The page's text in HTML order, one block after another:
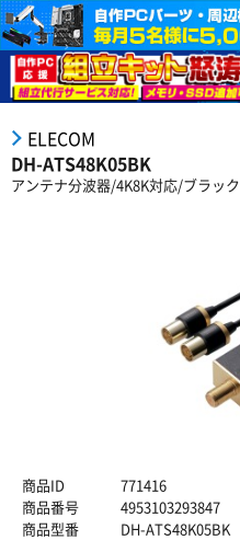
ELECOM
DH-ATS48K05BK
アンテナ分波器/4K8K対応/ブラック
商品ID
771416
商品番号
4953103293847
商品型番
DH-ATS48K05BK